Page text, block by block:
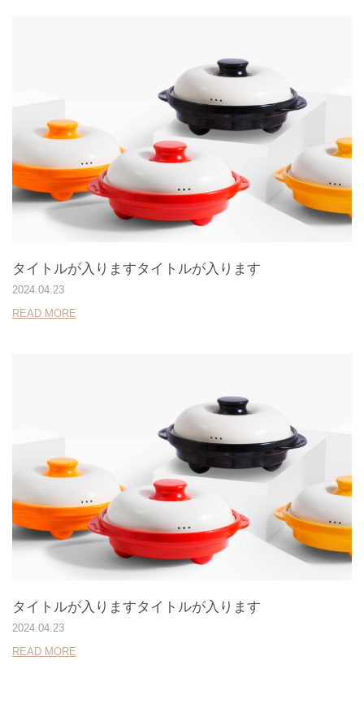
タイトルが入りますタイトルが入ります
2024.04.23
READ MORE
タイトルが入りますタイトルが入ります
2024.04.23
READ MORE